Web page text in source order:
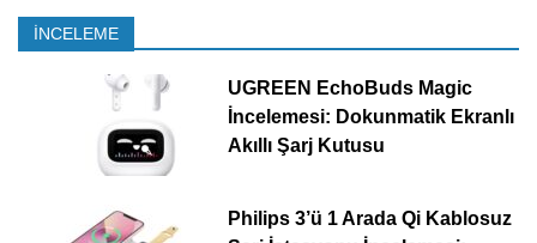
İNCELEME
UGREEN EchoBuds Magic
İncelemesi: Dokunmatik Ekranlı
Akıllı Şarj Kutusu
Philips 3’ü 1 Arada Qi Kablosuz